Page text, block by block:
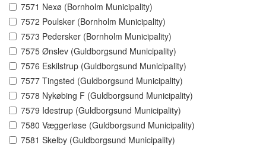
7571 Nexø (Bornholm Municipality)
7572 Poulsker (Bornholm Municipality)
7573 Pedersker (Bornholm Municipality)
7575 Ønslev (Guldborgsund Municipality)
7576 Eskilstrup (Guldborgsund Municipality)
7577 Tingsted (Guldborgsund Municipality)
7578 Nykøbing F (Guldborgsund Municipality)
7579 Idestrup (Guldborgsund Municipality)
7580 Væggerløse (Guldborgsund Municipality)
7581 Skelby (Guldborgsund Municipality)